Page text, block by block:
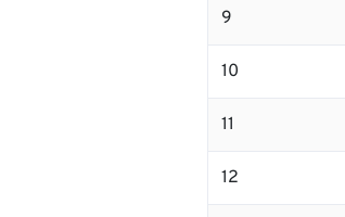
9
10
11
12